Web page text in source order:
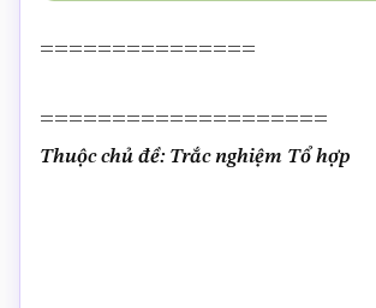
===============
====================
Thuộc chủ đề: Trắc nghiệm Tổ hợp